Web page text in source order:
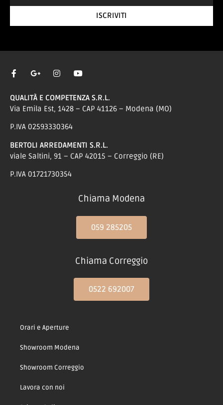
ISCRIVITI
QUALITÀ E COMPETENZA S.R.L.
Via Emila Est, 1428 – CAP 41126 – Modena (MO)
P.IVA 02593330364
BERTOLI ARREDAMENTI S.R.L.
viale Saltini, 91 – CAP 42015 – Correggio (RE)
P.IVA 01721730354
Chiama Modena
059 285205
Chiama Correggio
0522 692007
Orari e Aperture
Showroom Modena
Showroom Correggio
Lavora con noi